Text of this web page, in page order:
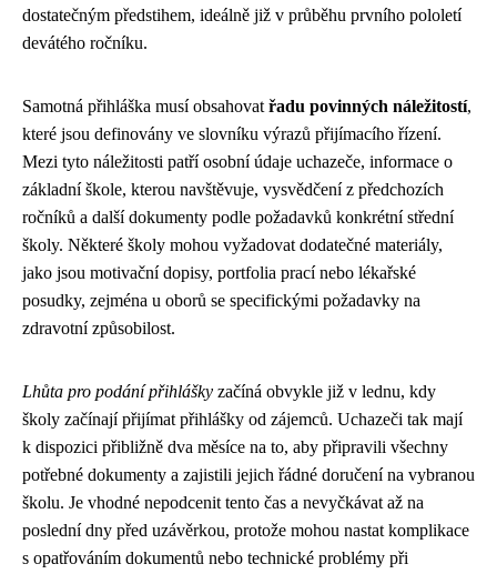
dostatečným předstihem, ideálně již v průběhu prvního pololetí
devátého ročníku.
Samotná přihláška musí obsahovat řadu povinných náležitostí,
které jsou definovány ve slovníku výrazů přijímacího řízení.
Mezi tyto náležitosti patří osobní údaje uchazeče, informace o
základní škole, kterou navštěvuje, vysvědčení z předchozích
ročníků a další dokumenty podle požadavků konkrétní střední
školy. Některé školy mohou vyžadovat dodatečné materiály,
jako jsou motivační dopisy, portfolia prací nebo lékařské
posudky, zejména u oborů se specifickými požadavky na
zdravotní způsobilost.
Lhůta pro podání přihlášky začíná obvykle již v lednu, kdy
školy začínají přijímat přihlášky od zájemců. Uchazeči tak mají
k dispozici přibližně dva měsíce na to, aby připravili všechny
potřebné dokumenty a zajistili jejich řádné doručení na vybranou
školu. Je vhodné nepodcenit tento čas a nevyčkávat až na
poslední dny před uzávěrkou, protože mohou nastat komplikace
s opatřováním dokumentů nebo technické problémy při